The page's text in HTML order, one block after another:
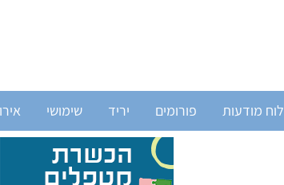
לוח מודעות פורומים יריד שימושי